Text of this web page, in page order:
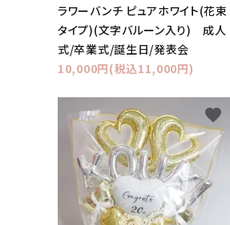
ラワーバンチ ピュアホワイト(花束
タイプ)(文字バルーン入り) 成人
式/卒業式/誕生日/発表会
10,000円(税込11,000円)
favorite